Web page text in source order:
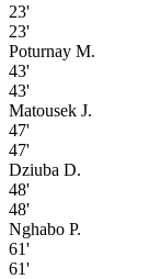
23'
23'
Poturnay M.
43'
43'
Matousek J.
47'
47'
Dziuba D.
48'
48'
Nghabo P.
61'
61'